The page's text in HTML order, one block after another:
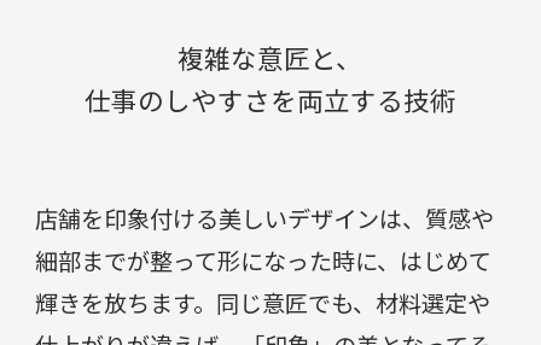
複雑な意匠と、
仕事のしやすさを両立する技術
店舗を印象付ける美しいデザインは、質感や
細部までが整って形になった時に、はじめて
輝きを放ちます。同じ意匠でも、材料選定や